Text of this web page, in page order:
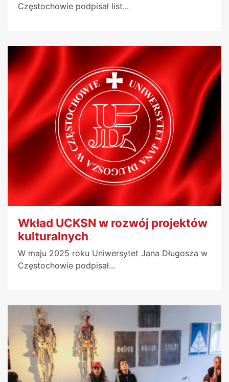
Częstochowie podpisał list...
Wkład UCKSN w rozwój projektów
kulturalnych
W maju 2025 roku Uniwersytet Jana Długosza w
Częstochowie podpisał...